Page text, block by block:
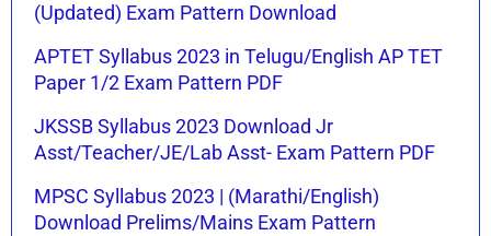
(Updated) Exam Pattern Download
APTET Syllabus 2023 in Telugu/English AP TET
Paper 1/2 Exam Pattern PDF
JKSSB Syllabus 2023 Download Jr
Asst/Teacher/JE/Lab Asst- Exam Pattern PDF
MPSC Syllabus 2023 | (Marathi/English)
Download Prelims/Mains Exam Pattern